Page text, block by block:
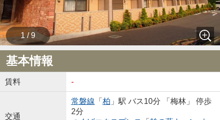
1 / 9
基本情報
賃料 -
交通
常磐線 「 柏 」駅 バス10分 「梅林」 停歩
2分